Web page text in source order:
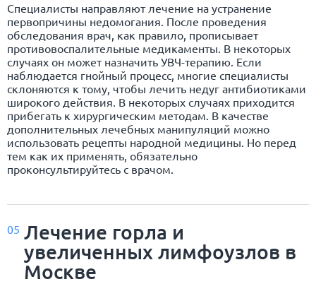
Специалисты направляют лечение на устранение
первопричины недомогания. После проведения
обследования врач, как правило, прописывает
противовоспалительные медикаменты. В некоторых
случаях он может назначить УВЧ-терапию. Если
наблюдается гнойный процесс, многие специалисты
склоняются к тому, чтобы лечить недуг антибиотиками
широкого действия. В некоторых случаях приходится
прибегать к хирургическим методам. В качестве
дополнительных лечебных манипуляций можно
использовать рецепты народной медицины. Но перед
тем как их применять, обязательно
проконсультируйтесь с врачом.
05 Лечение горла и
увеличенных лимфоузлов в
Москве